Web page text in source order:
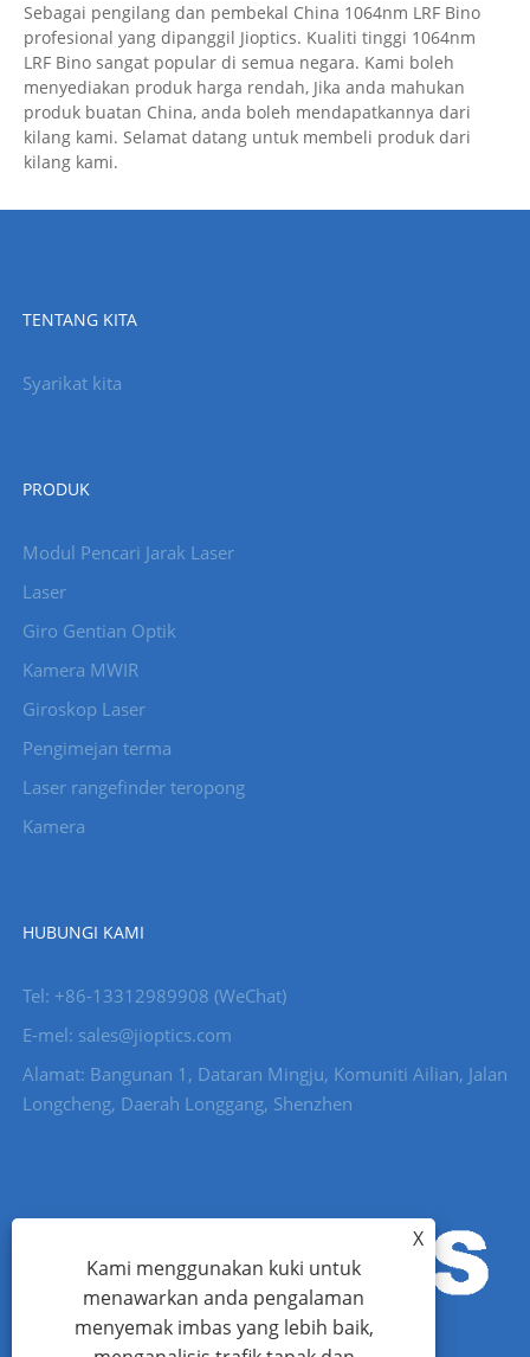
Sebagai pengilang dan pembekal China 1064nm LRF Bino
profesional yang dipanggil Jioptics. Kualiti tinggi 1064nm
LRF Bino sangat popular di semua negara. Kami boleh
menyediakan produk harga rendah, Jika anda mahukan
produk buatan China, anda boleh mendapatkannya dari
kilang kami. Selamat datang untuk membeli produk dari
kilang kami.
TENTANG KITA
Syarikat kita
PRODUK
Modul Pencari Jarak Laser
Laser
Giro Gentian Optik
Kamera MWIR
Giroskop Laser
Pengimejan terma
Laser rangefinder teropong
Kamera
HUBUNGI KAMI
Tel: +86-13312989908 (WeChat)
E-mel: sales@jioptics.com
Alamat: Bangunan 1, Dataran Mingju, Komuniti Ailian, Jalan
Longcheng, Daerah Longgang, Shenzhen
X
Kami menggunakan kuki untuk
menawarkan anda pengalaman
menyemak imbas yang lebih baik,